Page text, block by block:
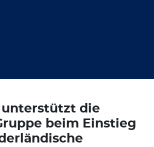
unterstützt die
beim Einstieg